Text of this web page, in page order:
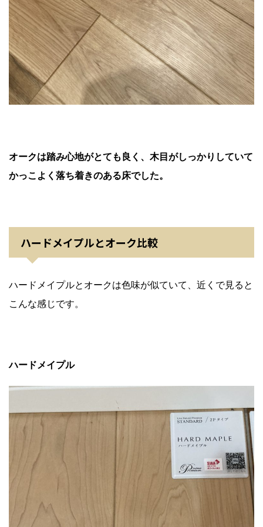
オークは踏み心地がとても良く、木目がしっかりしていて
かっこよく落ち着きのある床でした。
ハードメイプルとオーク比較
ハードメイプルとオークは色味が似ていて、近くで見ると
こんな感じです。
ハードメイプル